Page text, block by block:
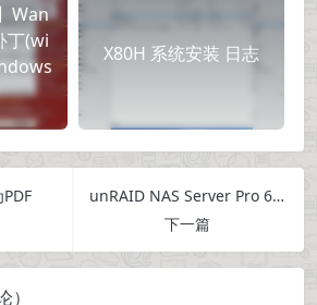
Wan
丁(wi
X80H 系统安装 日志
unRAID NAS Server Pro 6.8.2 开心版
下一篇